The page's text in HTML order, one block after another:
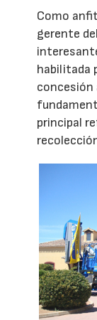
Como
gerente
habilitada
concesión
principal